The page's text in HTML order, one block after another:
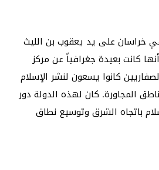
خراسان على يد يعقوب بن الليث
كانت بعيدة جغرافياً عن مركز
كانوا يسعون لنشر الإسلام
المجاورة. كان لهذه الدولة دور
باتجاه الشرق وتوسيع نطاق